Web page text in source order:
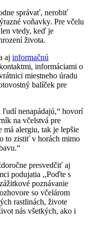
správať, nerobiť
voňavky. Pre včelu
vtedy, keď je
života.
aj informačnú
informáciami o
miestneho úradu
balíček pre
nenapádajú,“ hovorí
na včelstvá pre
alergiu, tak je lepšie
to zistiť v horách mimo
presvedčiť aj
podujatia ,,Poďte s
poznávanie
so včelárom
rastlinách, živote
nás všetkých, ako i